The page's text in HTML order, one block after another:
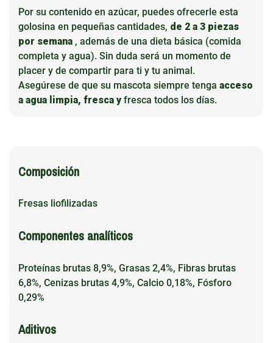
Por su contenido en azúcar, puedes ofrecerle esta
golosina en pequeñas cantidades, de 2 a 3 piezas
por semana , además de una dieta básica (comida
completa y agua). Sin duda será un momento de
placer y de compartir para ti y tu animal.
Asegúrese de que su mascota siempre tenga acceso
a agua limpia, fresca yfresca todos los días.
Composición
Fresas liofilizadas
Componentes analíticos
Proteínas brutas 8,9%, Grasas 2,4%, Fibras brutas
6,8%, Cenizas brutas 4,9%, Calcio 0,18%, Fósforo
0,29%
Aditivos